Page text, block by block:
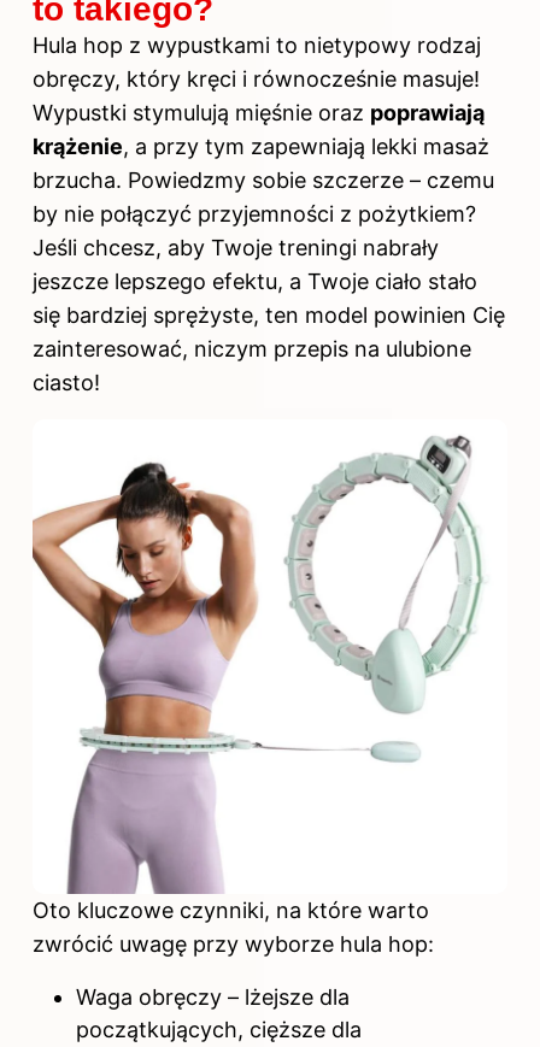
to takiego?
Hula hop z wypustkami to nietypowy rodzaj
obręczy, który kręci i równocześnie masuje!
Wypustki stymulują mięśnie oraz poprawiają
krążenie, a przy tym zapewniają lekki masaż
brzucha. Powiedzmy sobie szczerze – czemu
by nie połączyć przyjemności z pożytkiem?
Jeśli chcesz, aby Twoje treningi nabrały
jeszcze lepszego efektu, a Twoje ciało stało
się bardziej sprężyste, ten model powinien Cię
zainteresować, niczym przepis na ulubione
ciasto!
Oto kluczowe czynniki, na które warto
zwrócić uwagę przy wyborze hula hop:
Waga obręczy – lżejsze dla
początkujących, cięższe dla